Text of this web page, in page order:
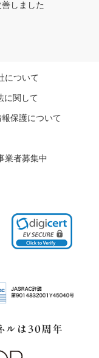
しました
について
に関して
保護について
業者募集中